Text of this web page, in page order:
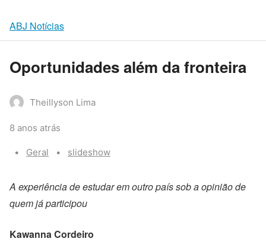
ABJ Notícias
Oportunidades além da fronteira
Theillyson Lima
8 anos atrás
Categories:
Geral Tags:
slideshow
A experiência de estudar em outro país sob a opinião de
quem já participou
Kawanna Cordeiro